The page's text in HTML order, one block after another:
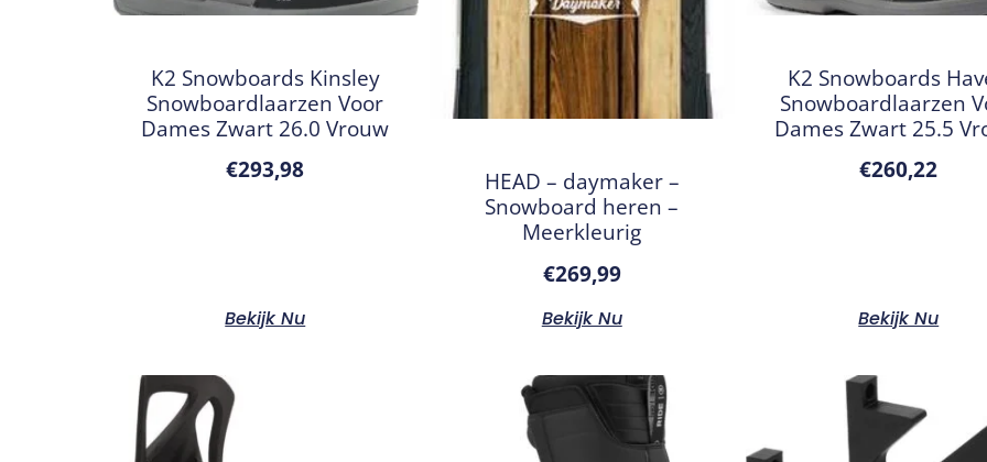
K2 Snowboards Kinsley
Snowboardlaarzen Voor
Dames Zwart 26.0 Vrouw
€293,98
Bekijk Nu
HEAD – daymaker –
Snowboard heren –
Meerkleurig
€269,99
Bekijk Nu
K2 Snowboards
Snowboardlaarzen
Dames Zwart 25.5
€260,22
Bekijk Nu